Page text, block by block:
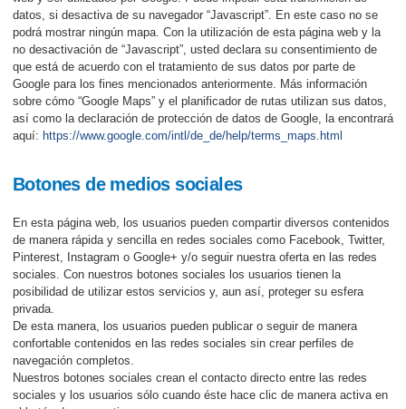
datos, si desactiva de su navegador “Javascript”. En este caso no se
podrá mostrar ningún mapa. Con la utilización de esta página web y la
no desactivación de “Javascript”, usted declara su consentimiento de
que está de acuerdo con el tratamiento de sus datos por parte de
Google para los fines mencionados anteriormente. Más información
sobre cómo “Google Maps” y el planificador de rutas utilizan sus datos,
así como la declaración de protección de datos de Google, la encontrará
aquí: https://www.google.com/intl/de_de/help/terms_maps.html
Botones de medios sociales
En esta página web, los usuarios pueden compartir diversos contenidos
de manera rápida y sencilla en redes sociales como Facebook, Twitter,
Pinterest, Instagram o Google+ y/o seguir nuestra oferta en las redes
sociales. Con nuestros botones sociales los usuarios tienen la
posibilidad de utilizar estos servicios y, aun así, proteger su esfera
privada.
De esta manera, los usuarios pueden publicar o seguir de manera
confortable contenidos en las redes sociales sin crear perfiles de
navegación completos.
Nuestros botones sociales crean el contacto directo entre las redes
sociales y los usuarios sólo cuando éste hace clic de manera activa en